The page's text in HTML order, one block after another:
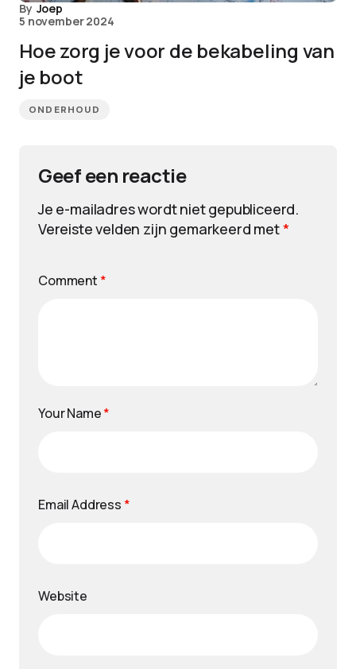
By Joep
5 november 2024
Hoe zorg je voor de bekabeling van
je boot
ONDERHOUD
Geef een reactie
Je e-mailadres wordt niet gepubliceerd.
Vereiste velden zijn gemarkeerd met*
Comment *
Your Name*
Email Address *
Website